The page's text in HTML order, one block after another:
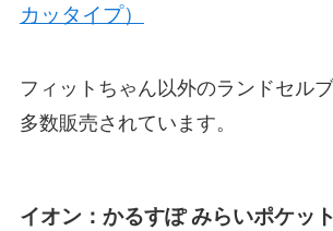
カッタイプ）
フィットちゃん以外のランドセルブ
多数販売されています。
イオン：かるすぽ みらいポケッ